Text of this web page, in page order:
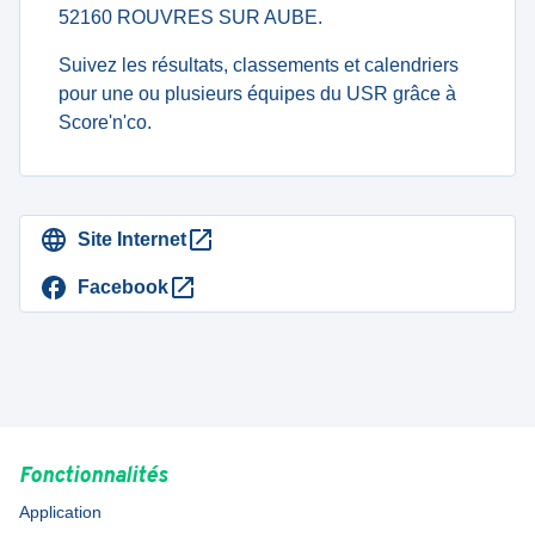
52160 ROUVRES SUR AUBE.
Suivez les résultats, classements et calendriers
pour une ou plusieurs équipes du USR grâce à
Score'n'co.
Site Internet
Facebook
Fonctionnalités
Application